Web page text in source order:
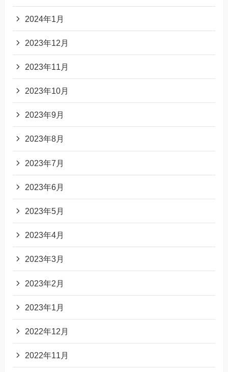
2024年1月
2023年12月
2023年11月
2023年10月
2023年9月
2023年8月
2023年7月
2023年6月
2023年5月
2023年4月
2023年3月
2023年2月
2023年1月
2022年12月
2022年11月